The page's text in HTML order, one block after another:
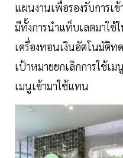
แผนงานเพื่อรองรับการเ
มีทั้งการนำแท็บเลตมาใช้ใ
เครื่องทอนเงินอัตโนมัติท
เป้าหมายยกเลิกการใช้เ
เมนูเข้ามาใช้แทน